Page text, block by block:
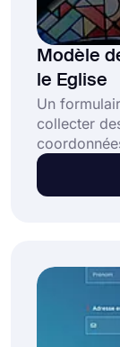
Modèle
le Eglise
Un
collecter
formulaire
peuvent
aujourd'hui !